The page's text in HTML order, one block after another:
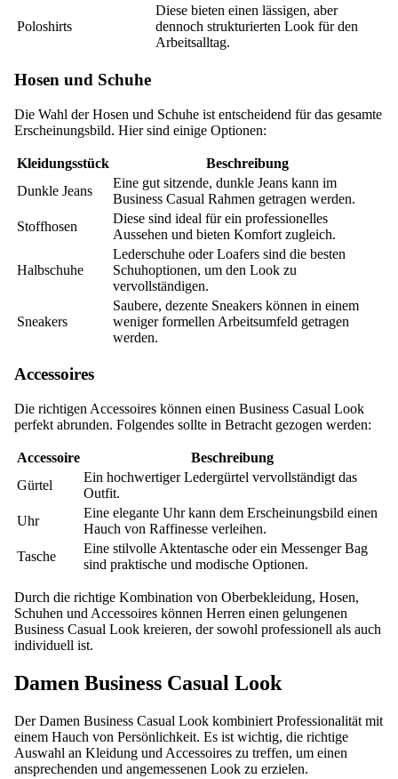
Poloshirts
Diese bieten einen lässigen, aber
dennoch strukturierten Look für den
Arbeitsalltag.
Hosen und Schuhe
Die Wahl der Hosen und Schuhe ist entscheidend für das gesamte
Erscheinungsbild. Hier sind einige Optionen:
Kleidungsstück
Beschreibung
Dunkle Jeans
Eine gut sitzende, dunkle Jeans kann im
Business Casual Rahmen getragen werden.
Stoffhosen
Diese sind ideal für ein professionelles
Aussehen und bieten Komfort zugleich.
Halbschuhe
Lederschuhe oder Loafers sind die besten
Schuhoptionen, um den Look zu
vervollständigen.
Sneakers
Saubere, dezente Sneakers können in einem
weniger formellen Arbeitsumfeld getragen
werden.
Accessoires
Die richtigen Accessoires können einen Business Casual Look
perfekt abrunden. Folgendes sollte in Betracht gezogen werden:
Accessoire
Beschreibung
Gürtel
Ein hochwertiger Ledergürtel vervollständigt das
Outfit.
Uhr
Eine elegante Uhr kann dem Erscheinungsbild einen
Hauch von Raffinesse verleihen.
Tasche
Eine stilvolle Aktentasche oder ein Messenger Bag
sind praktische und modische Optionen.
Durch die richtige Kombination von Oberbekleidung, Hosen,
Schuhen und Accessoires können Herren einen gelungenen
Business Casual Look kreieren, der sowohl professionell als auch
individuell ist.
Damen Business Casual Look
Der Damen Business Casual Look kombiniert Professionalität mit
einem Hauch von Persönlichkeit. Es ist wichtig, die richtige
Auswahl an Kleidung und Accessoires zu treffen, um einen
ansprechenden und angemessenen Look zu erzielen.